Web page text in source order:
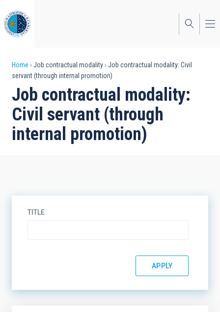
to
main
content
Breadcrumb
Home Job contractual modality
Job contractual modality: Civil
servant (through internal promotion)
Job contractual modality:
Civil servant (through
internal promotion)
TITLE